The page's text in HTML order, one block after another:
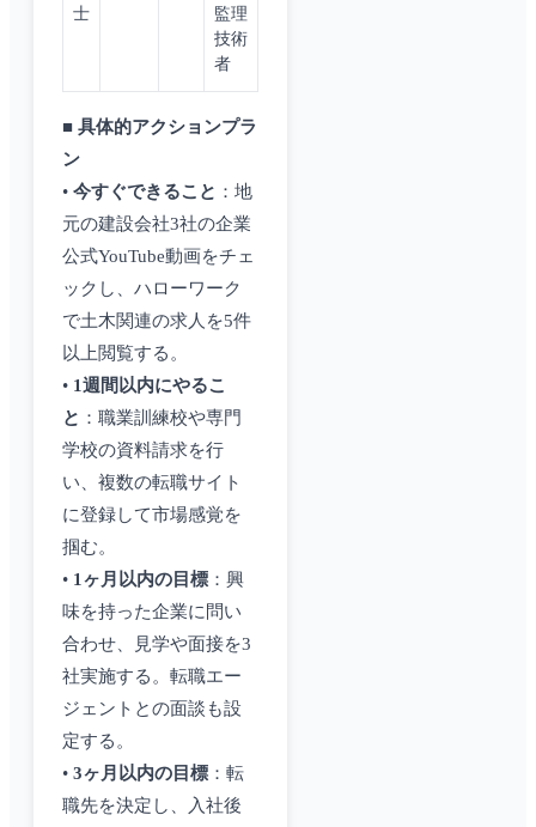
士
監理
技術
者
■ 具体的アクションプラ
ン
• 今すぐできること ：地
元の建設会社3社の企業
公式YouTube動画をチェ
ックし、ハローワーク
で土木関連の求人を5件
以上閲覧する。
• 1週間以内にやるこ
と ：職業訓練校や専門
学校の資料請求を行
い、複数の転職サイト
に登録して市場感覚を
掴む。
• 1ヶ月以内の目標 ：興
味を持った企業に問い
合わせ、見学や面接を3
社実施する。転職エー
ジェントとの面談も設
定する。
• 3ヶ月以内の目標 ：転
職先を決定し、入社後